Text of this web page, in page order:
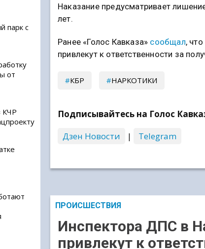
парк с
от
КЧР
Наказание предусматривает
лет.
Ранее «Голос Кавказа» сообщал,
привлекут к ответственности за
КБР НАРКОТИКИ
Подписывайтесь на Голос
Дзен Новости
| Telegram
ПРОИСШЕСТВИЯ
Инспектора ДПС в
привлекут к